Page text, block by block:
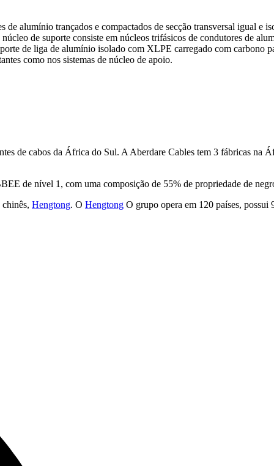
de alumínio trançados e compactados de secção transversal igual
de suporte consiste em núcleos trifásicos de condutores de
de liga de alumínio isolado com XLPE carregado com carbono
como nos sistemas de núcleo de apoio.
de cabos da África do Sul. A Aberdare Cables tem 3 fábricas na
de nível 1, com uma composição de 55% de propriedade de
Hengtong. O Hengtong O grupo opera em 120 países, possui